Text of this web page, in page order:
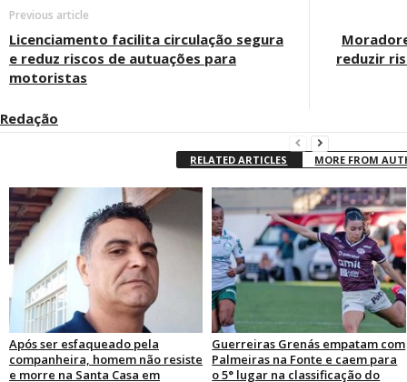
Previous article
Licenciamento facilita circulação segura
e reduz riscos de autuações para
motoristas
reduzir
Redação
RELATED ARTICLES MORE FROM
Após ser esfaqueado pela
companheira, homem não resiste
e morre na Santa Casa em
Guerreiras Grenás empatam com
Palmeiras na Fonte e caem para
o 5° lugar na classificação do